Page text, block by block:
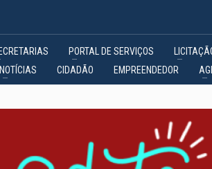
PORTAL DE SERVIÇOS
NOTÍCIAS CIDADÃO EMPREENDEDOR